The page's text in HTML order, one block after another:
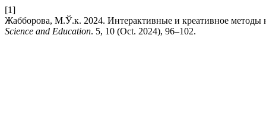
[1]
Жабборова, М.Ў.к. 2024. Интерактивные и креативное методы
Science and Education. 5, 10 (Oct. 2024), 96–102.